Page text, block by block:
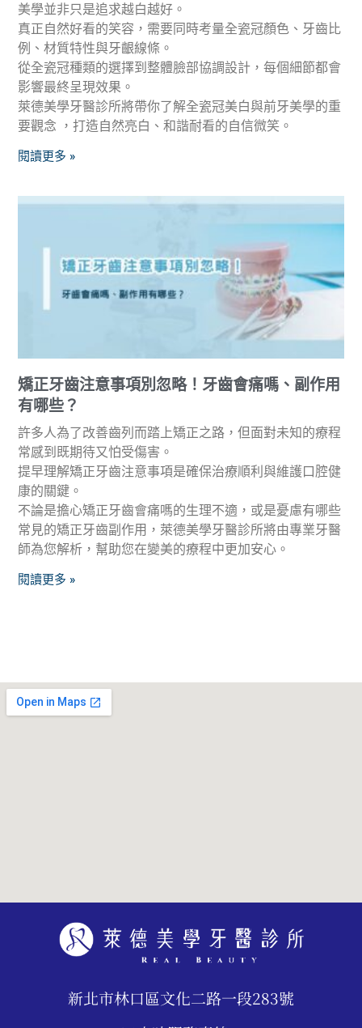
美學並非只是追求越白越好。
真正自然好看的笑容，需要同時考量全瓷冠顏色、牙齒比
例、材質特性與牙齦線條。
從全瓷冠種類的選擇到整體臉部協調設計，每個細節都會
影響最終呈現效果。
萊德美學牙醫診所將帶你了解全瓷冠美白與前牙美學的重
要觀念 ，打造自然亮白、和諧耐看的自信微笑。
閱讀更多 »
矯正牙齒注意事項別忽略！牙齒會痛嗎、副作用
有哪些？
許多人為了改善齒列而踏上矯正之路，但面對未知的療程
常感到既期待又怕受傷害。
提早理解矯正牙齒注意事項是確保治療順利與維護口腔健
康的關鍵。
不論是擔心矯正牙齒會痛嗎的生理不適，或是憂慮有哪些
常見的矯正牙齒副作用，萊德美學牙醫診所將由專業牙醫
師為您解析，幫助您在變美的療程中更加安心。
閱讀更多 »
新北市林口區文化二路一段283號